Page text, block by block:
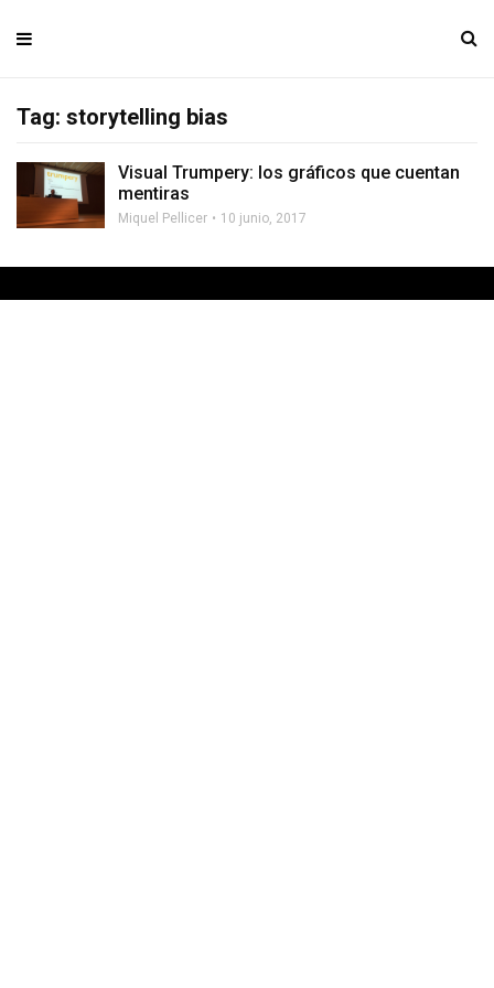
Tag: storytelling bias
Visual Trumpery: los gráficos que cuentan
mentiras
Miquel Pellicer 10 junio, 2017